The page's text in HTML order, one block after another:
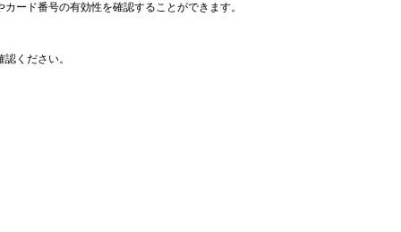
ード番号の有効性を確認することができます。
ください。